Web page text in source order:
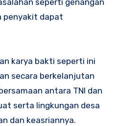
seperti genangan
penyakit dapat
karya bakti seperti ini
secara berkelanjutan
antara TNI dan
serta lingkungan desa
dan keasriannya.